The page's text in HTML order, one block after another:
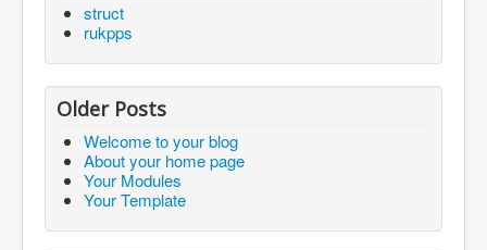
struct
rukpps
Older Posts
Welcome to your blog
About your home page
Your Modules
Your Template